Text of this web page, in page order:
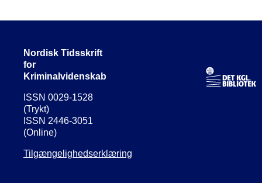
Nordisk Tidsskrift
for
Kriminalvidenskab
ISSN 0029-1528
(Trykt)
ISSN 2446-3051
(Online)
Tilgængelighedserklæring